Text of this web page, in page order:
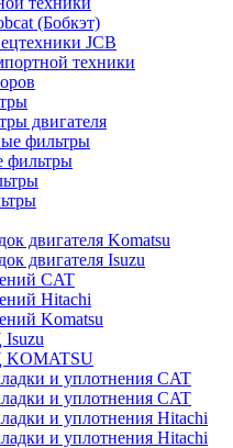
(Бобкэт)
JCB
техники
двигателя
фильтры
фильтры
двигателя Komatsu
двигателя Isuzu
CAT
Hitachi
Komatsu
KOMATSU
и уплотнения CAT
и уплотнения CAT
и уплотнения Hitachi
и уплотнения Hitachi